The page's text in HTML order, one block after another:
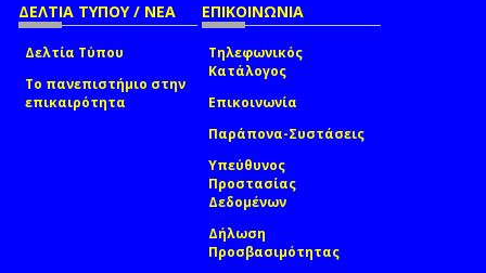
ΔΕΛΤΙΑ ΤΥΠΟΥ / ΝΕΑ
Δελτία Τύπου
Το πανεπιστήμιο στην
επικαιρότητα
ΕΠΙΚΟΙΝΩΝΙΑ
Τηλεφωνικός
Κατάλογος
Επικοινωνία
Παράπονα-Συστάσεις
Υπεύθυνος
Προστασίας
Δεδομένων
Δήλωση
Προσβασιμότητας